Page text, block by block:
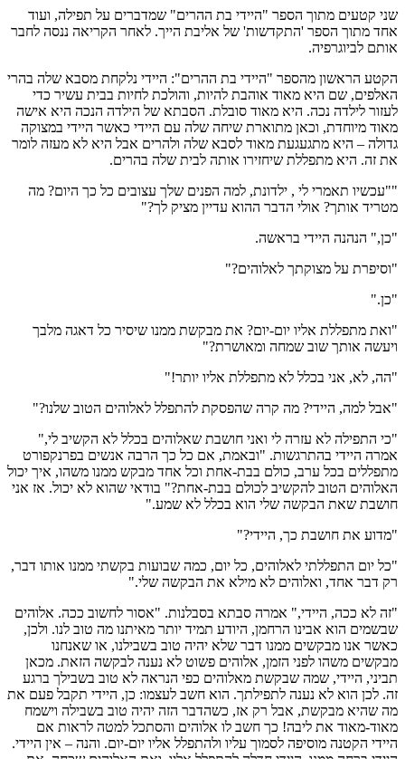
שני קטעים מתוך הספר "היידי בת ההרים" שמדברים על תפילה, ועוד
אחד מתוך הספר 'התקדשות' של אליבת הייך. לאחר הקריאה ננסה לחבר
אותם לביוגרפיה.
הקטע הראשון מהספר "היידי בת ההרים": היידי נלקחת מסבא שלה בהרי
האלפים, שם היא מאוד אוהבת להיות, והולכת לחיות בבית עשיר כדי
לעזור לילדה נכה. היא מאוד סובלת. הסבתא של הילדה הנכה היא אישה
מאוד מיוחדת, וכאן מתוארת שיחה שלה עם היידי כאשר היידי במצוקה
גדולה – היא מתגעגעת מאוד לסבא שלה ולהרים אבל היא לא מעזה לומר
את זה. היא מתפללת שיחזירו אותה לבית שלה בהרים.
""עכשיו תאמרי לי , ילדונת, למה הפנים שלך עצובים כל כך היום? מה
מטריד אותך? אולי הדבר ההוא עדיין מציק לך?"
"כן," הנהנה היידי בראשה.
"וסיפרת על מצוקתך לאלוהים?"
"כן."
"ואת מתפללת אליו יום-יום? את מבקשת ממנו שיסיר כל דאגה מלבך
ויעשה אותך שוב שמחה ומאושרת?"
"הה, לא, אני בכלל לא מתפללת אליו יותר!"
"אבל למה, היידי? מה קרה שהפסקת להתפלל לאלוהים הטוב שלנו?"
"כי התפילה לא עזרה לי ואני חושבת שאלוהים בכלל לא הקשיב לי,"
אמרה היידי בהתרגשות. "ובאמת, אם כל כך הרבה אנשים בפרנקפורט
מתפללים בכל ערב, כולם בבת-אחת וכל אחד מבקש ממנו משהו, איך יכול
האלוהים הטוב להקשיב לכולם בבת-אחת?" בודאי שהוא לא יכול. אז אני
חושבת שאת הבקשה שלי הוא בכלל לא שמע."
"מדוע את חושבת כך, היידי?"
"כל יום התפללתי לאלוהים, כל יום, כמה שבועות בקשתי ממנו אותו דבר,
רק דבר אחד, ואלוהים לא מילא את הבקשה שלי."
"זה לא ככה, היידי," אמרה סבתא בסבלנות. "אסור לחשוב ככה. אלוהים
שבשמים הוא אבינו הרחמן, היודע תמיד יותר מאיתנו מה טוב לנו. ולכן,
כאשר אנו מבקשים ממנו דבר שלא יהיה טוב בשבילנו, או שאנחנו
מבקשים משהו לפני הזמן, אלוהים פשוט לא נענה לבקשה הזאת. מכאן
תביני, היידי, שמה שבקשת מאלוהים כפי הנראה לא טוב בשבילך ברגע
זה. לכן הוא לא נענה לתפילתך. הוא חשב לעצמו: כן, היידי תקבל פעם את
מה שהיא מבקשת, אבל רק אז, כשהדבר הזה יהיה טוב בשבילה וישמח
מאוד-מאוד את ליבה! כך חשב לו אלוהים והסתכל למטה לראות אם
היידי הקטנה מוסיפה לסמוך עליו ולהתפלל אליו יום-יום. והנה – אין היידי.